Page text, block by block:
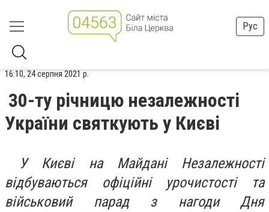
Рус
16:10, 24 серпня 2021 р.
30-ту річницю незалежності
України святкують у Києві
У Києві на Майдані Незалежності
відбуваються офіційні урочистості та
військовий парад з нагоди Дня